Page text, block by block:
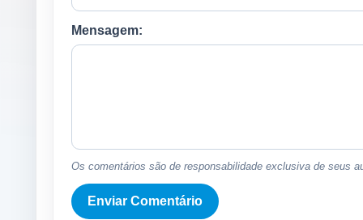
Mensagem:
Os comentários são de responsabilidade exclusiva de seus